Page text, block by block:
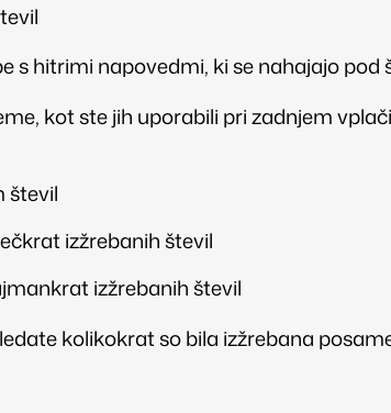
s hitrimi napovedmi, ki se nahajajo pod
kot ste jih uporabili pri zadnjem
števil
izžrebanih števil
izžrebanih števil
kolikokrat so bila izžrebana